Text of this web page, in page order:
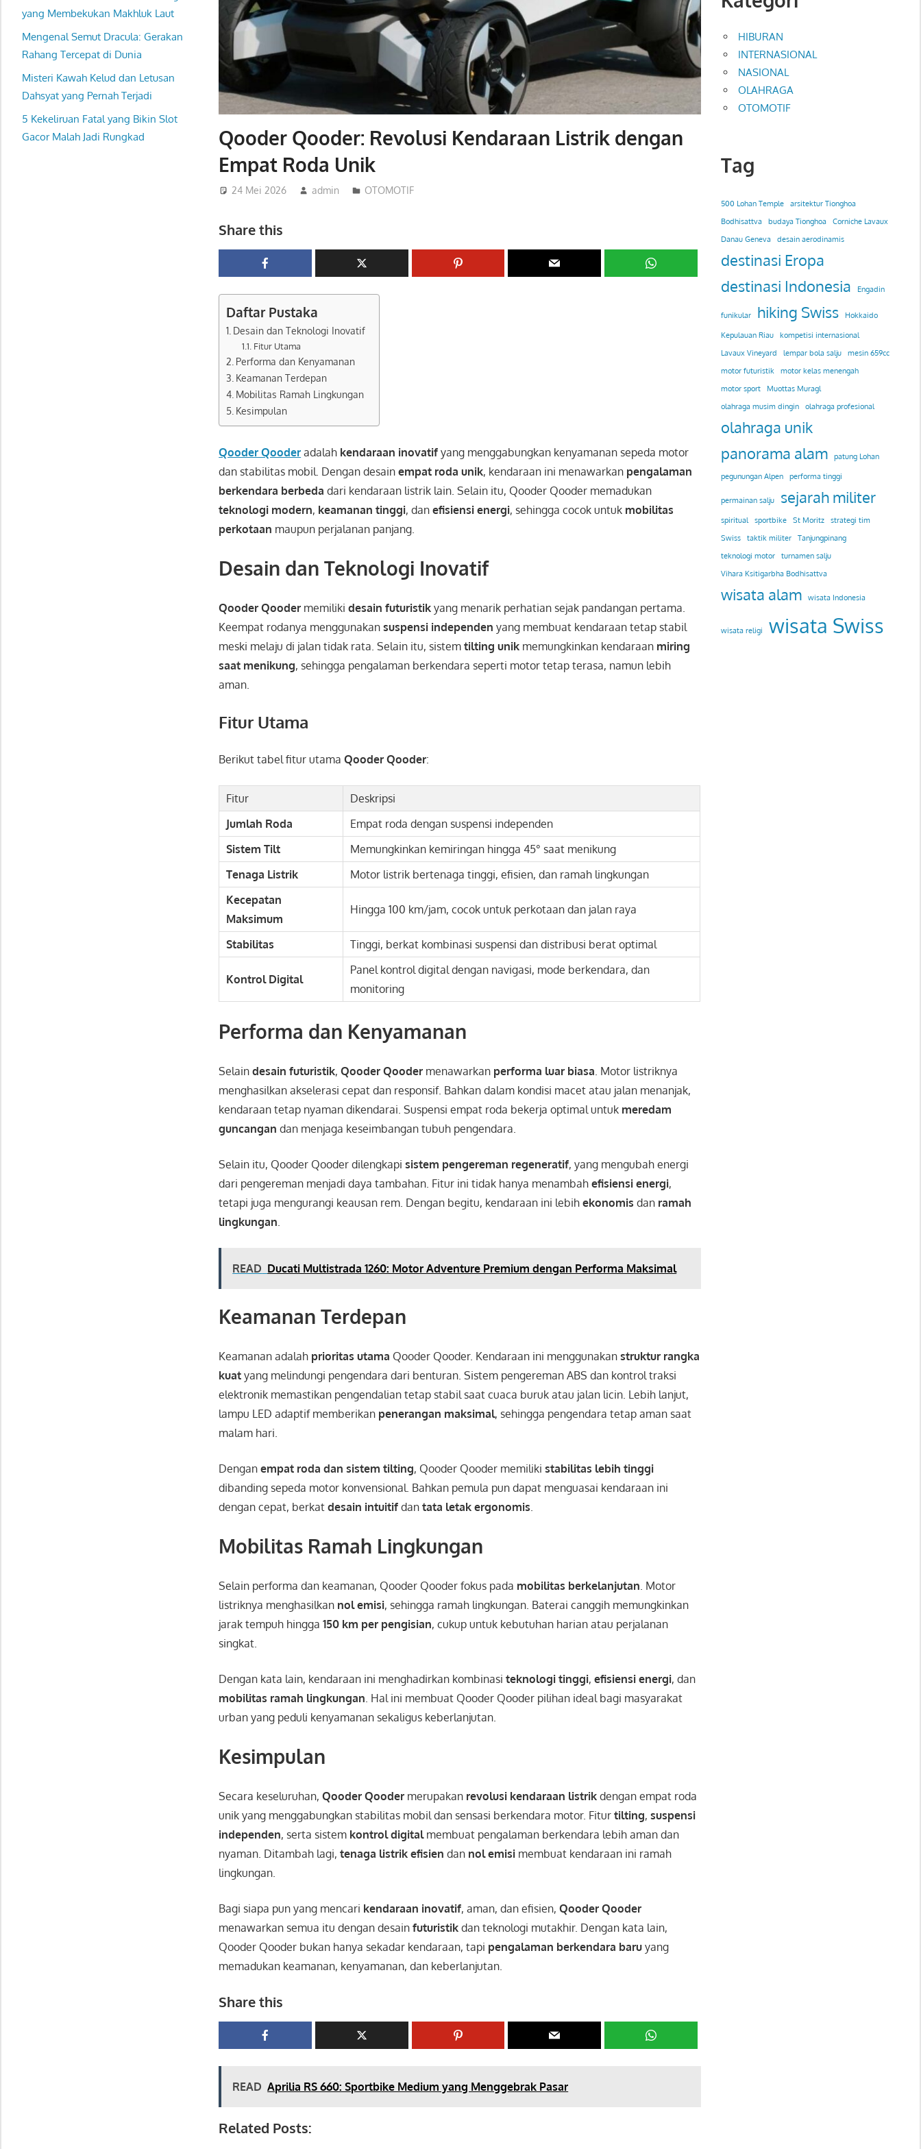
Qooder Qooder: Revolusi Kendaraan Listrik dengan
Empat Roda Unik
24 Mei 2026 admin OTOMOTIF
Share this
Daftar Pustaka
Desain dan Teknologi Inovatif
Fitur Utama
Performa dan Kenyamanan
Keamanan Terdepan
Mobilitas Ramah Lingkungan
Kesimpulan
Qooder Qooder adalah kendaraan inovatif yang menggabungkan kenyamanan sepeda motor
dan stabilitas mobil. Dengan desainempat roda unik, kendaraan ini menawarkan pengalaman
berkendara berbeda dari kendaraan listrik lain. Selain itu, Qooder Qooder memadukan
teknologi modern, keamanan tinggi, danefisiensi energi, sehingga cocok untuk mobilitas
perkotaan maupun perjalanan panjang.
Desain dan Teknologi Inovatif
Qooder Qooder memilikidesain futuristik yang menarik perhatian sejak pandangan pertama.
Keempat rodanya menggunakansuspensi independen yang membuat kendaraan tetap stabil
meski melaju di jalan tidak rata. Selain itu, sistemtilting unik memungkinkan kendaraan miring
saat menikung, sehingga pengalaman berkendara seperti motor tetap terasa, namun lebih
aman.
Fitur Utama
Berikut tabel fitur utamaQooder Qooder:
Fitur
Deskripsi
Jumlah Roda
Empat roda dengan suspensi independen
Sistem Tilt
Memungkinkan kemiringan hingga 45° saat menikung
Tenaga Listrik
Motor listrik bertenaga tinggi, efisien, dan ramah lingkungan
Kecepatan
Maksimum
Hingga 100 km/jam, cocok untuk perkotaan dan jalan raya
Stabilitas Tinggi, berkat kombinasi suspensi dan distribusi berat optimal
Kontrol Digital
Panel kontrol digital dengan navigasi, mode berkendara, dan
monitoring
Performa dan Kenyamanan
Selaindesain futuristik,Qooder Qooder menawarkan performa luar biasa. Motor listriknya
menghasilkan akselerasi cepat dan responsif. Bahkan dalam kondisi macet atau jalan menanjak,
kendaraan tetap nyaman dikendarai. Suspensi empat roda bekerja optimal untuk meredam
guncangan dan menjaga keseimbangan tubuh pengendara.
Selain itu, Qooder Qooder dilengkapisistem pengereman regeneratif, yang mengubah energi
dari pengereman menjadi daya tambahan. Fitur ini tidak hanya menambahefisiensi energi,
tetapi juga mengurangi keausan rem. Dengan begitu, kendaraan ini lebihekonomis dan ramah
lingkungan.
READ Ducati Multistrada 1260: Motor Adventure Premium dengan Performa Maksimal
Keamanan Terdepan
Keamanan adalah prioritas utama Qooder Qooder. Kendaraan ini menggunakanstruktur rangka
kuat yang melindungi pengendara dari benturan. Sistem pengereman ABS dan kontrol traksi
elektronik memastikan pengendalian tetap stabil saat cuaca buruk atau jalan licin. Lebih lanjut,
lampu LED adaptif memberikan penerangan maksimal, sehingga pengendara tetap aman saat
malam hari.
Denganempat roda dan sistem tilting, Qooder Qooder memilikistabilitas lebih tinggi
dibanding sepeda motor konvensional. Bahkan pemula pun dapat menguasai kendaraan ini
dengan cepat, berkatdesain intuitif dantata letak ergonomis.
Mobilitas Ramah Lingkungan
Selain performa dan keamanan, Qooder Qooder fokus pada mobilitas berkelanjutan. Motor
listriknya menghasilkan nol emisi, sehingga ramah lingkungan. Baterai canggih memungkinkan
jarak tempuh hingga150 km per pengisian, cukup untuk kebutuhan harian atau perjalanan
singkat.
Dengan kata lain, kendaraan ini menghadirkan kombinasiteknologi tinggi,efisiensi energi, dan
mobilitas ramah lingkungan. Hal ini membuat Qooder Qooder pilihan ideal bagi masyarakat
urban yang peduli kenyamanan sekaligus keberlanjutan.
Kesimpulan
Secara keseluruhan,Qooder Qooder merupakan revolusi kendaraan listrik dengan empat roda
unik yang menggabungkan stabilitas mobil dan sensasi berkendara motor. Fiturtilting,suspensi
independen, serta sistem kontrol digitalmembuat pengalaman berkendara lebih aman dan
nyaman. Ditambah lagi,tenaga listrik efisien dan nol emisi membuat kendaraan ini ramah
lingkungan.
Bagi siapa pun yang mencari kendaraan inovatif, aman, dan efisien,Qooder Qooder
menawarkan semua itu dengan desainfuturistik dan teknologi mutakhir. Dengan kata lain,
Qooder Qooder bukan hanya sekadar kendaraan, tapi pengalaman berkendara baru yang
memadukan keamanan, kenyamanan, dan keberlanjutan.
Share this
READ Aprilia RS 660: Sportbike Medium yang Menggebrak Pasar
Related Posts:
yang Membekukan Makhluk Laut
Mengenal Semut Dracula: Gerakan
Rahang Tercepat di Dunia
Misteri Kawah Kelud dan Letusan
Dahsyat yang Pernah Terjadi
5 Kekeliruan Fatal yang Bikin Slot
Gacor Malah Jadi Rungkad
HIBURAN
INTERNASIONAL
NASIONAL
OLAHRAGA
OTOMOTIF
Tag
500 Lohan Temple
arsitektur Tionghoa
Bodhisattva
budaya Tionghoa
Corniche Lavaux
Danau Geneva
desain aerodinamis
destinasi Eropa
destinasi Indonesia
Engadin
funikular hiking Swiss Hokkaido
Kepulauan Riau
kompetisi internasional
Lavaux Vineyard
lempar bola salju
mesin 659cc
motor futuristik
motor kelas menengah
motor sport
Muottas Muragl
olahraga musim dingin
olahraga profesional
olahraga unik
panorama alam
patung Lohan
pegunungan Alpen performa tinggi
permainan salju sejarah militer
spiritual sportbike St Moritz
strategi tim
Swiss
taktik militer
Tanjungpinang
teknologi motor
turnamen salju
Vihara Ksitigarbha Bodhisattva
wisata alam wisata Indonesia
wisata religi wisata Swiss